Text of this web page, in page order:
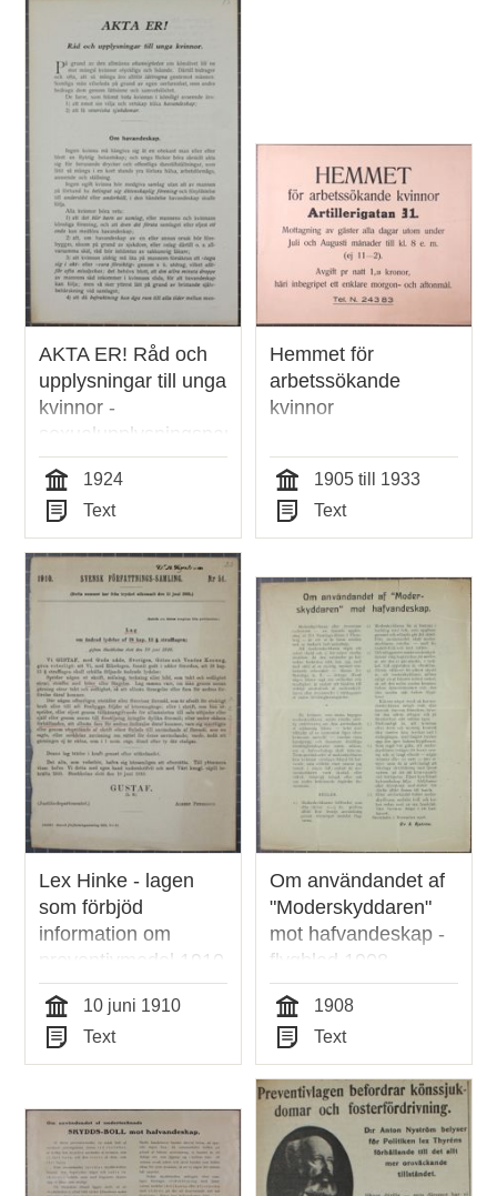
poster
teman
AKTA ER! Råd och
upplysningar till unga
kvinnor -
sexualupplysningspamflett
1924
Tid
1924
Typ
Text
Hemmet för
arbetssökande
kvinnor
Tid
1905 till 1933
Typ
Text
Lex Hinke - lagen
som förbjöd
information om
preventivmedel 1910
Tid
10 juni 1910
Typ
Text
Om användandet af
"Moderskyddaren"
mot hafvandeskap -
flygblad 1908
Tid
1908
Typ
Text